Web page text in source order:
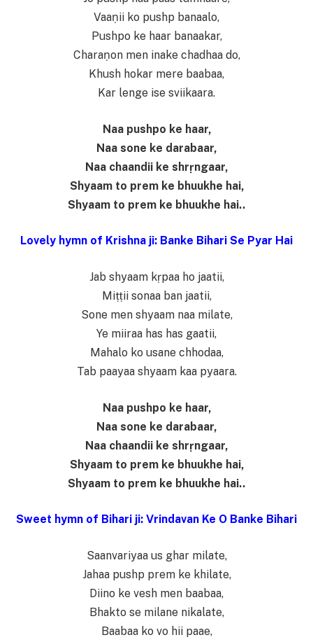
Vaaṇii ko pushp banaalo,
Pushpo ke haar banaakar,
Charaṇon men inake chadhaa do,
Khush hokar mere baabaa,
Kar lenge ise sviikaara.
Naa pushpo ke haar,
Naa sone ke darabaar,
Naa chaandii ke shrṛngaar,
Shyaam to prem ke bhuukhe hai,
Shyaam to prem ke bhuukhe hai..
Lovely hymn of Krishna ji: Banke Bihari Se Pyar Hai
Jab shyaam kṛpaa ho jaatii,
Miṭṭii sonaa ban jaatii,
Sone men shyaam naa milate,
Ye miiraa has has gaatii,
Mahalo ko usane chhodaa,
Tab paayaa shyaam kaa pyaara.
Naa pushpo ke haar,
Naa sone ke darabaar,
Naa chaandii ke shrṛngaar,
Shyaam to prem ke bhuukhe hai,
Shyaam to prem ke bhuukhe hai..
Sweet hymn of Bihari ji: Vrindavan Ke O Banke Bihari
Saanvariyaa us ghar milate,
Jahaa pushp prem ke khilate,
Diino ke vesh men baabaa,
Bhakto se milane nikalate,
Baabaa ko vo hii paae,